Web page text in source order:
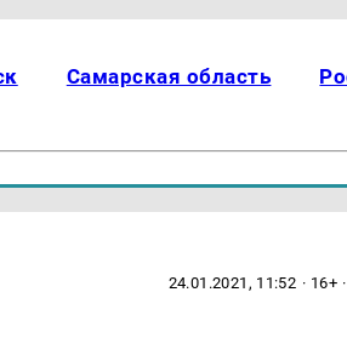
Самарская область
24.01.2021, 11:52 · 16+